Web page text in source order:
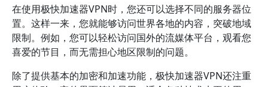
在使用极快加速器VPN时，您还可以选择不同的服务器位
置。这样一来，您就能够访问世界各地的内容，突破地域
限制。例如，您可以轻松访问国外的流媒体平台，观看您
喜爱的节目，而无需担心地区限制的问题。
除了提供基本的加密和加速功能，极快加速器VPN还注重